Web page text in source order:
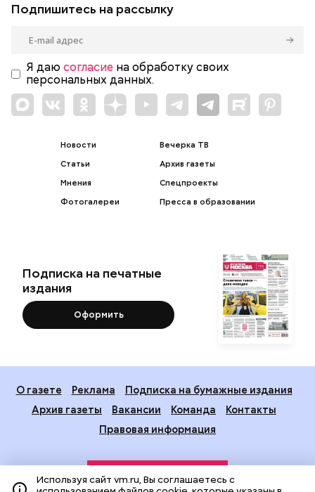
Подпишитесь на рассылку
Я даю согласие на обработку своих
персональных данных.
Новости
Статьи
Мнения
Фотогалереи
Вечерка ТВ
Архив газеты
Спецпроекты
Пресса в образовании
Подписка на печатные
издания
Оформить
О газете Реклама
Подписка на бумажные издания
Архив газеты
Вакансии Команда
Контакты
Правовая информация
Используя сайт vm.ru, Вы соглашаетесь с